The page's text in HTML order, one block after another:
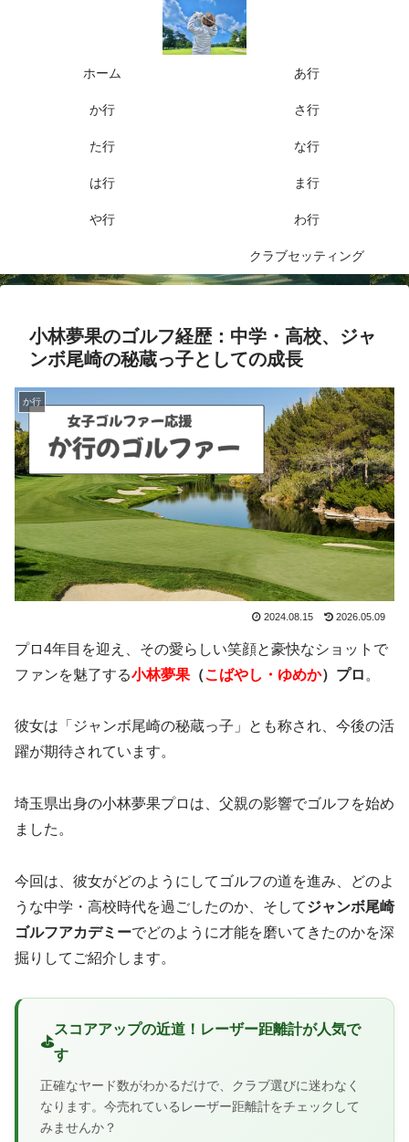
ホーム あ行
か行 さ行
た行 な行
は行 ま行
や行 わ行
クラブセッティング
小林夢果のゴルフ経歴：中学・高校、ジャ
ンボ尾崎の秘蔵っ子としての成長
か行
2024.08.15 2026.05.09
プロ4年目を迎え、その愛らしい笑顔と豪快なショットで
ファンを魅了する小林夢果 （こばやし・ゆめか）プロ 。
彼女は「ジャンボ尾崎の秘蔵っ子」とも称され、今後の活
躍が期待されています。
埼玉県出身の小林夢果プロは、父親の影響でゴルフを始め
ました。
今回は、彼女がどのようにしてゴルフの道を進み、どのよ
うな中学・高校時代を過ごしたのか、そしてジャンボ尾崎
ゴルフアカデミーでどのように才能を磨いてきたのかを深
掘りしてご紹介します。
スコアアップの近道！レーザー距離計が人気で
す
正確なヤード数がわかるだけで、クラブ選びに迷わなく
なります。今売れているレーザー距離計をチェックして
みませんか？